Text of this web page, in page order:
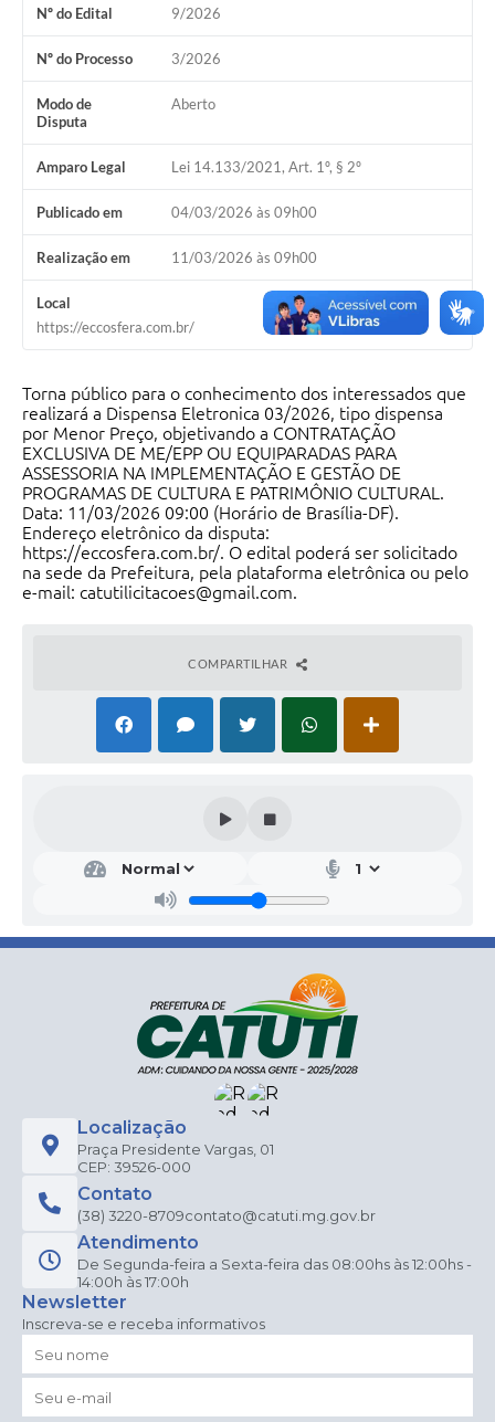
Nº do Edital 9/2026
Nº do Processo 3/2026
Modo de
Disputa
Aberto
Amparo Legal Lei 14.133/2021, Art. 1º, § 2º
Publicado em 04/03/2026 às 09h00
Realização em 11/03/2026 às 09h00
Local
https://eccosfera.com.br/
Torna público para o conhecimento dos interessados que
realizará a Dispensa Eletronica 03/2026, tipo dispensa
por Menor Preço, objetivando a CONTRATAÇÃO
EXCLUSIVA DE ME/EPP OU EQUIPARADAS PARA
ASSESSORIA NA IMPLEMENTAÇÃO E GESTÃO DE
PROGRAMAS DE CULTURA E PATRIMÔNIO CULTURAL.
Data: 11/03/2026 09:00 (Horário de Brasília-DF).
Endereço eletrônico da disputa:
https://eccosfera.com.br/. O edital poderá ser solicitado
na sede da Prefeitura, pela plataforma eletrônica ou pelo
e-mail: catutilicitacoes@gmail.com.
COMPARTILHAR
Localização
Praça Presidente Vargas, 01
CEP: 39526-000
Contato
(38) 3220-8709contato@catuti.mg.gov.br
Atendimento
De Segunda-feira a Sexta-feira das 08:00hs às 12:00hs -
14:00h às 17:00h
Newsletter
Inscreva-se e receba informativos